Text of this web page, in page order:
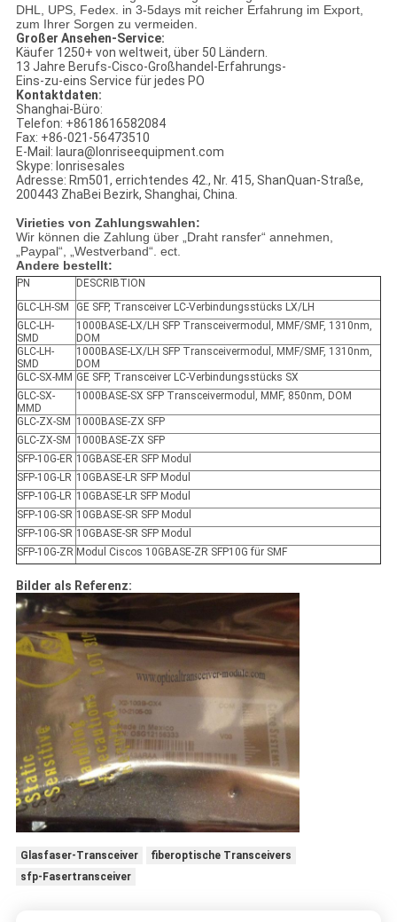
DHL, UPS, Fedex. in 3-5days mit reicher Erfahrung im Export,
zum Ihrer Sorgen zu vermeiden.
Großer Ansehen-Service:
Käufer 1250+ von weltweit, über 50 Ländern.
13 Jahre Berufs-Cisco-Großhandel-Erfahrungs-
Eins-zu-eins Service für jedes PO
Kontaktdaten:
Shanghai-Büro:
Telefon: +8618616582084
Fax: +86-021-56473510
E-Mail: laura@lonriseequipment.com
Skype: lonrisesales
Adresse: Rm501, errichtendes 42., Nr. 415, ShanQuan-Straße,
200443 ZhaBei Bezirk, Shanghai, China.
Virieties von Zahlungswahlen:
Wir können die Zahlung über „Draht ransfer“ annehmen,
„Paypal“, „Westverband“. ect.
Andere bestellt:
PN
DESCRIBTION
GLC-LH-SM
GE SFP, Transceiver LC-Verbindungsstücks LX/LH
GLC-LH-
SMD
1000BASE-LX/LH SFP Transceivermodul, MMF/SMF, 1310nm,
DOM
GLC-LH-
SMD
1000BASE-LX/LH SFP Transceivermodul, MMF/SMF, 1310nm,
DOM
GLC-SX-MM GE SFP, Transceiver LC-Verbindungsstücks SX
GLC-SX-
MMD
1000BASE-SX SFP Transceivermodul, MMF, 850nm, DOM
GLC-ZX-SM
1000BASE-ZX SFP
GLC-ZX-SM
1000BASE-ZX SFP
SFP-10G-ER 10GBASE-ER SFP Modul
SFP-10G-LR 10GBASE-LR SFP Modul
SFP-10G-LR 10GBASE-LR SFP Modul
SFP-10G-SR 10GBASE-SR SFP Modul
SFP-10G-SR 10GBASE-SR SFP Modul
SFP-10G-ZR Modul Ciscos 10GBASE-ZR SFP10G für SMF
Bilder als Referenz:
Glasfaser-Transceiver
fiberoptische Transceivers
sfp-Fasertransceiver